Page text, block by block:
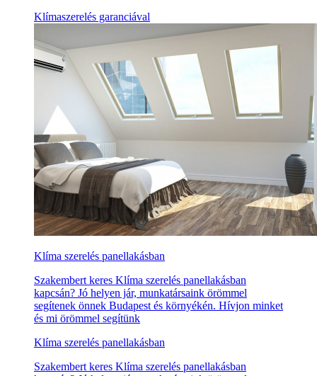
Klímaszerelés garanciával
Klíma szerelés panellakásban
Szakembert keres Klíma szerelés panellakásban
kapcsán? Jó helyen jár, munkatársaink örömmel
segítenek önnek Budapest és környékén. Hívjon minket
és mi örömmel segítünk
Klíma szerelés panellakásban
Szakembert keres Klíma szerelés panellakásban